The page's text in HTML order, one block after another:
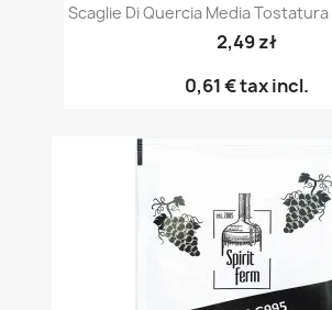
Scaglie Di Quercia Media
2,49 zł
0,61 €tax incl.